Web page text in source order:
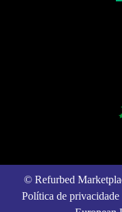
© Refurbed
Política de privacidade